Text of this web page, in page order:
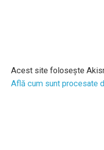
Acest site folosește
Află cum sunt procesate